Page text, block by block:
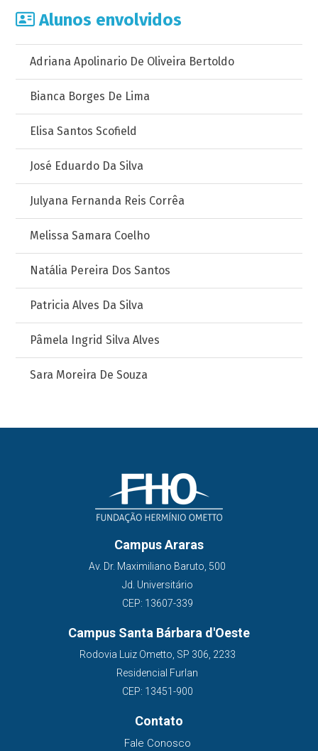
Alunos envolvidos
Adriana Apolinario De Oliveira Bertoldo
Bianca Borges De Lima
Elisa Santos Scofield
José Eduardo Da Silva
Julyana Fernanda Reis Corrêa
Melissa Samara Coelho
Natália Pereira Dos Santos
Patricia Alves Da Silva
Pâmela Ingrid Silva Alves
Sara Moreira De Souza
Campus Araras
Av. Dr. Maximiliano Baruto, 500
Jd. Universitário
CEP: 13607-339
Campus Santa Bárbara d'Oeste
Rodovia Luiz Ometto, SP 306, 2233
Residencial Furlan
CEP: 13451-900
Contato
Fale Conosco